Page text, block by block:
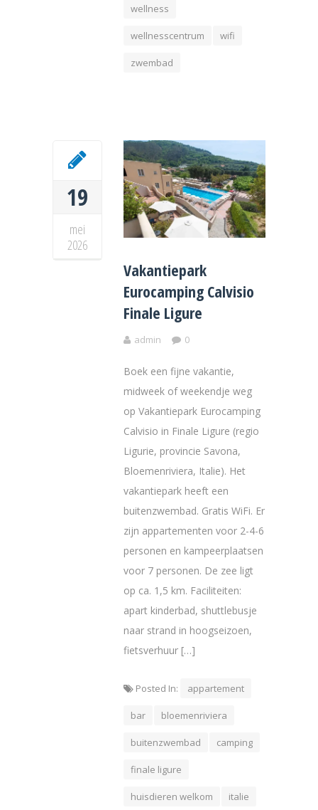
wellness
wellnesscentrum wifi
zwembad
19
mei
2026
Vakantiepark
Eurocamping Calvisio
Finale Ligure
admin 0
Boek een fijne vakantie,
midweek of weekendje weg
op Vakantiepark Eurocamping
Calvisio in Finale Ligure (regio
Ligurie, provincie Savona,
Bloemenriviera, Italie). Het
vakantiepark heeft een
buitenzwembad. Gratis WiFi. Er
zijn appartementen voor 2-4-6
personen en kampeerplaatsen
voor 7 personen. De zee ligt
op ca. 1,5 km. Faciliteiten:
apart kinderbad, shuttlebusje
naar strand in hoogseizoen,
fietsverhuur […]
Posted In: appartement
bar bloemenriviera
buitenzwembad camping
finale ligure
huisdieren welkom italie